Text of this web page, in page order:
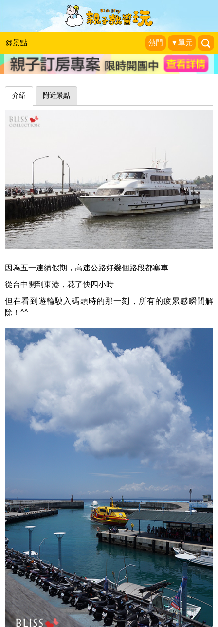
@景點 熱門 ▼單元
美麗的拳師蟹、可愛泰迪熊蟹，夜間導
覽好好玩～屏東小琉球漁埕民宿
幸福典藏N部曲|2015-05-01
介紹 附近景點
因為五一連續假期，高速公路好幾個路段都塞車
從台中開到東港，花了快四小時
但在看到遊輪駛入碼頭時的那一刻，所有的疲累感瞬間解
除！^^